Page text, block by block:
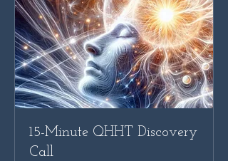
15-Minute QHHT Discovery
Call